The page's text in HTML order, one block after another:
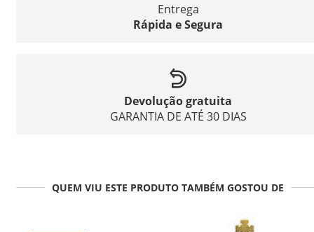
Entrega
Rápida e Segura
Devolução gratuita
GARANTIA DE ATÉ 30 DIAS
QUEM VIU ESTE PRODUTO TAMBÉM GOSTOU DE